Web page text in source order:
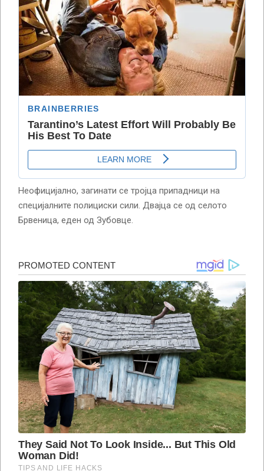
Неофицијално, загинати се тројца припадници на
специјалните полициски сили. Двајца се од селото
Брвеница, еден од Зубовце.